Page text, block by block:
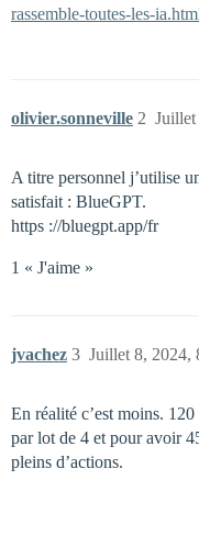
rassemble-toutes-les-
olivier.sonneville 2
A titre personnel j’utilise
satisfait : BlueGPT.
https ://bluegpt.app/fr
1 « J'aime »
jvachez Juillet 8, 2024,
3
En réalité c’est moins.
par lot de 4 et pour avoir
pleins d’actions.